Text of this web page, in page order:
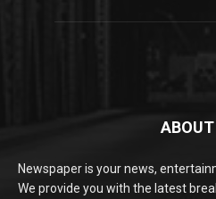
Newspaper is your news,
We provide you with the latest